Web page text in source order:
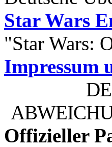
Star Wars
"Star Wars:
Impressum
Offizieller